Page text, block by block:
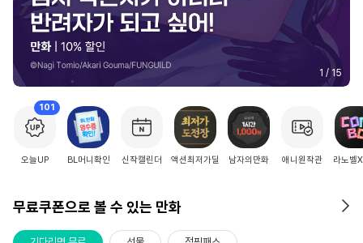
2 / 15
101
오늘UP BL머니확인 신작캘린더 액션최저가딜 남자의만화 애니원작관 라노벨
무료쿠폰으로 볼 수 있는 만화